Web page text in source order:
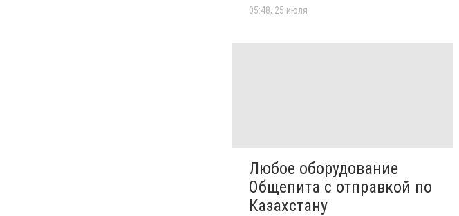
05:48, 25 июля
Любое оборудование
Общепита с отправкой по
Казахстану